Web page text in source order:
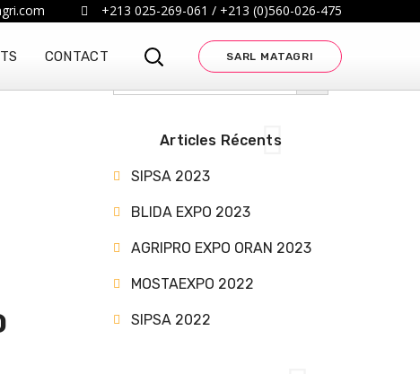
+213 025-269-061 / +213 (0)560-026-475
CONTACT SARL MATAGRI
Search SEARCH BUTTON
Articles Récents
SIPSA 2023
BLIDA EXPO 2023
AGRIPRO EXPO ORAN 2023
MOSTAEXPO 2022
SIPSA 2022